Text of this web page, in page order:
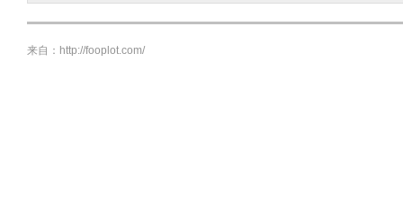
来自：http://fooplot.com/